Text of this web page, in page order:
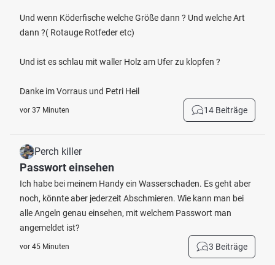
Und wenn Köderfische welche Größe dann ? Und welche Art
dann ?( Rotauge Rotfeder etc)
Und ist es schlau mit waller Holz am Ufer zu klopfen ?
Danke im Vorraus und Petri Heil
vor 37 Minuten 14 Beiträge
Perch killer
Passwort einsehen
Ich habe bei meinem Handy ein Wasserschaden. Es geht aber
noch, könnte aber jederzeit Abschmieren. Wie kann man bei
alle Angeln genau einsehen, mit welchem Passwort man
angemeldet ist?
vor 45 Minuten 3 Beiträge